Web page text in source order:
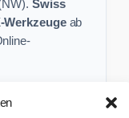
Swiss
Werkzeugeab